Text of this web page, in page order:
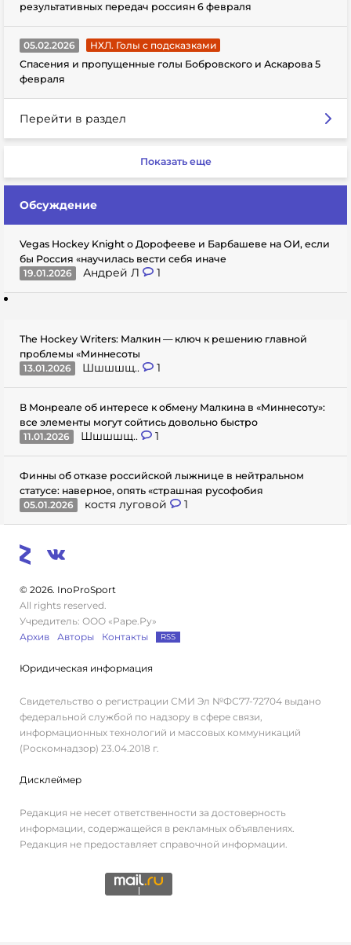
результативных передач россиян 6 февраля
05.02.2026
НХЛ. Голы с подсказками
Спасения и пропущенные голы Бобровского и Аскарова 5
февраля
Перейти в раздел
Показать еще
Обсуждение
Vegas Hockey Knight о Дорофееве и Барбашеве на ОИ, если
бы Россия «научилась вести себя иначе
19.01.2026
Андрей Л 1
The Hockey Writers: Малкин — ключ к решению главной
проблемы «Миннесоты
13.01.2026
Шшшшщ.. 1
В Монреале об интересе к обмену Малкина в «Миннесоту»:
все элементы могут сойтись довольно быстро
11.01.2026
Шшшшщ.. 1
Финны об отказе российской лыжнице в нейтральном
статусе: наверное, опять «страшная русофобия
05.01.2026
костя луговой 1
© 2026. InoProSport
All rights reserved.
Учредитель: ООО «Раре.Ру»
Архив
Авторы Контакты RSS
Юридическая информация
Свидетельство о регистрации СМИ Эл №ФС77-72704 выдано
федеральной службой по надзору в сфере связи,
информационных технологий и массовых коммуникаций
(Роскомнадзор) 23.04.2018 г.
Дисклеймер
Редакция не несет ответственности за достоверность
информации, содержащейся в рекламных объявлениях.
Редакция не предоставляет справочной информации.